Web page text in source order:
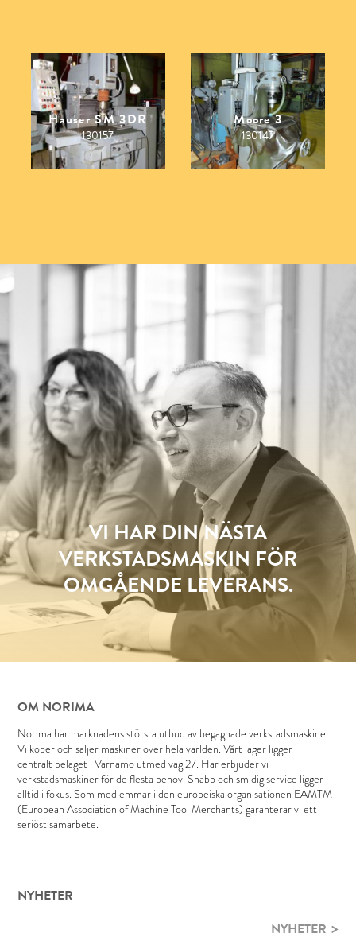
Hauser SM 3DR
130157
Moore 3
130147
VI HAR DIN NÄSTA
VERKSTADSMASKIN FÖR
OMGÅENDE LEVERANS.
OM NORIMA
Norima har marknadens största utbud av begagnade verkstadsmaskiner.
Vi köper och säljer maskiner över hela världen. Vårt lager ligger
centralt beläget i Värnamo utmed väg 27. Här erbjuder vi
verkstadsmaskiner för de flesta behov. Snabb och smidig service ligger
alltid i fokus. Som medlemmar i den europeiska organisationen EAMTM
(European Association of Machine Tool Merchants) garanterar vi ett
seriöst samarbete.
NYHETER
NYHETER